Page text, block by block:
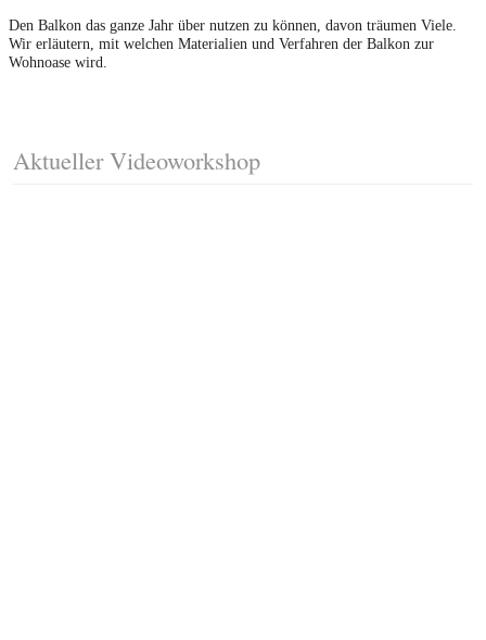
Den Balkon das ganze Jahr über nutzen zu können, davon träumen Viele.
Wir erläutern, mit welchen Materialien und Verfahren der Balkon zur
Wohnoase wird.
Aktueller Videoworkshop